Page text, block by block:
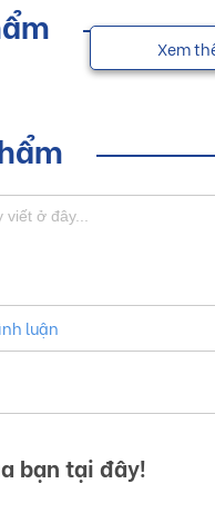
Xem
luận
bạn tại đây!